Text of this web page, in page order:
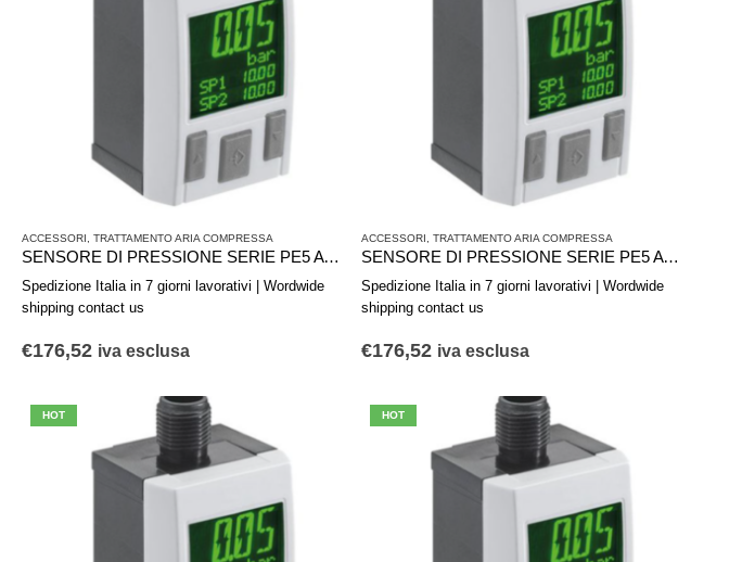
ACCESSORI TRATTAMENTO ARIA COMPRESSA
SENSORE DI PRESSIONE SERIE PE5 AVENTICS R412010779
Spedizione Italia in 7 giorni lavorativi | Wordwide
shipping contact us
€176,52 iva esclusa
ACCESSORI TRATTAMENTO ARIA COMPRESSA
SENSORE DI PRESSIONE SERIE PE5 AVENTICS R412010777
Spedizione Italia in 7 giorni lavorativi | Wordwide
shipping contact us
€176,52 iva esclusa
HOT HOT